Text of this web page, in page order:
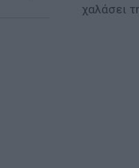
χαλάσει